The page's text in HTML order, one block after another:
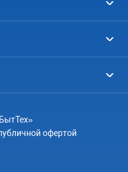
офертой